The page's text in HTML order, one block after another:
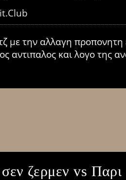
με την αλλαγη προπονητη
αντιπαλος και λογο της
ζερμεν vs Παρι